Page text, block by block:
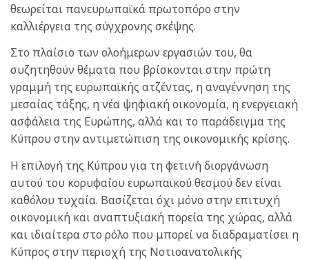
θεωρείται πανευρωπαϊκά πρωτοπόρο στην
καλλιέργεια της σύγχρονης σκέψης.
Στο πλαίσιο των ολοήμερων εργασιών του, θα
συζητηθούν θέματα που βρίσκονται στην πρώτη
γραμμή της ευρωπαϊκής ατζέντας, η αναγέννηση της
μεσαίας τάξης, η νέα ψηφιακή οικονομία, η ενεργειακή
ασφάλεια της Ευρώπης, αλλά και το παράδειγμα της
Κύπρου στην αντιμετώπιση της οικονομικής κρίσης.
Η επιλογή της Κύπρου για τη φετινή διοργάνωση
αυτού του κορυφαίου ευρωπαϊκού θεσμού δεν είναι
καθόλου τυχαία. Βασίζεται όχι μόνο στην επιτυχή
οικονομική και αναπτυξιακή πορεία της χώρας, αλλά
και ιδιαίτερα στο ρόλο που μπορεί να διαδραματίσει η
Κύπρος στην περιοχή της Νοτιοανατολικής